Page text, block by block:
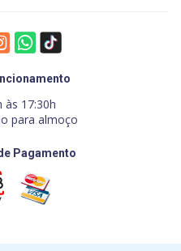
às 17:30h
para almoço
Pagamento